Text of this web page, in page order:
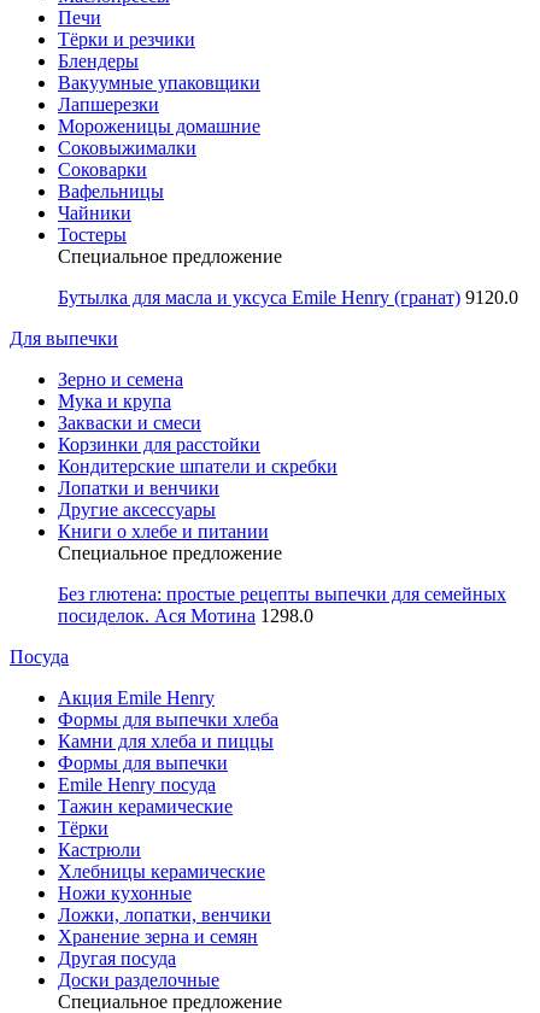
Печи
Тёрки и резчики
Блендеры
Вакуумные упаковщики
Лапшерезки
Мороженицы домашние
Соковыжималки
Соковарки
Вафельницы
Чайники
Тостеры
Специальное предложение
Бутылка для масла и уксуса Emile Henry (гранат) 9120.0
Для выпечки
Зерно и семена
Мука и крупа
Закваски и смеси
Корзинки для расстойки
Кондитерские шпатели и скребки
Лопатки и венчики
Другие аксессуары
Книги о хлебе и питании
Специальное предложение
Без глютена: простые рецепты выпечки для семейных
посиделок. Ася Мотина 1298.0
Посуда
Акция Emile Henry
Формы для выпечки хлеба
Камни для хлеба и пиццы
Формы для выпечки
Emile Henry посуда
Тажин керамические
Тёрки
Кастрюли
Хлебницы керамические
Ножи кухонные
Ложки, лопатки, венчики
Хранение зерна и семян
Другая посуда
Доски разделочные
Специальное предложение